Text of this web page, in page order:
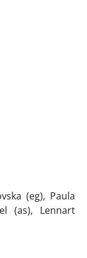
(eg), Paula
(as), Lennart